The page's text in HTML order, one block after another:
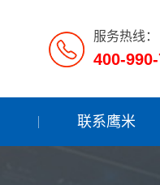
服务热线：
400-
联系鹰米